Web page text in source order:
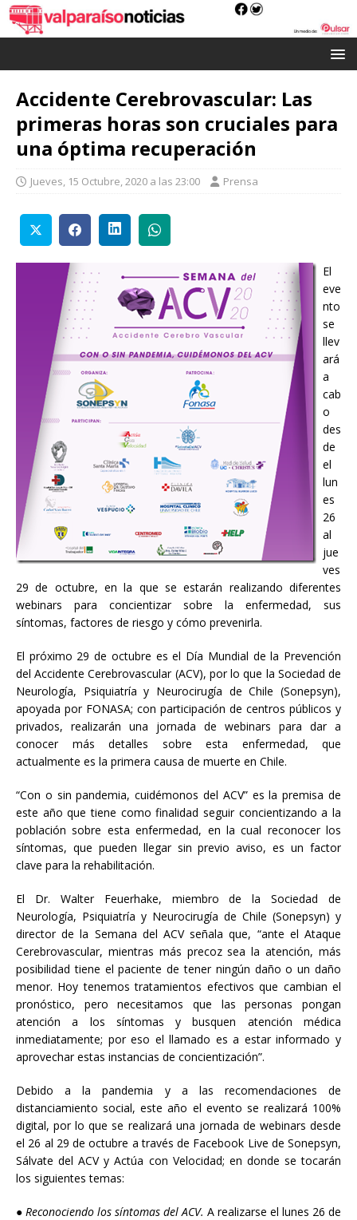
Accidente Cerebrovascular: Las
primeras horas son cruciales para
una óptima recuperación
Jueves, 15 Octubre, 2020 a las 23:00 Prensa
El
eve
nto
se
llev
ará
a
cab
o
des
de
el
lun
es
26
al
jue
ves
29 de octubre, en la que se estarán realizando diferentes
webinars para concientizar sobre la enfermedad, sus
síntomas, factores de riesgo y cómo prevenirla.
El próximo 29 de octubre es el Día Mundial de la Prevención
del Accidente Cerebrovascular (ACV), por lo que la Sociedad de
Neurología, Psiquiatría y Neurocirugía de Chile (Sonepsyn),
apoyada por FONASA; con participación de centros públicos y
privados, realizarán una jornada de webinars para dar a
conocer más detalles sobre esta enfermedad, que
actualmente es la primera causa de muerte en Chile.
“Con o sin pandemia, cuidémonos del ACV” es la premisa de
este año que tiene como finalidad seguir concientizando a la
población sobre esta enfermedad, en la cual reconocer los
síntomas, que pueden llegar sin previo aviso, es un factor
clave para la rehabilitación.
El Dr. Walter Feuerhake, miembro de la Sociedad de
Neurología, Psiquiatría y Neurocirugía de Chile (Sonepsyn) y
director de la Semana del ACV señala que, “ante el Ataque
Cerebrovascular, mientras más precoz sea la atención, más
posibilidad tiene el paciente de tener ningún daño o un daño
menor. Hoy tenemos tratamientos efectivos que cambian el
pronóstico, pero necesitamos que las personas pongan
atención a los síntomas y busquen atención médica
inmediatamente; por eso el llamado es a estar informado y
aprovechar estas instancias de concientización”.
Debido a la pandemia y a las recomendaciones de
distanciamiento social, este año el evento se realizará 100%
digital, por lo que se realizará una jornada de webinars desde
el 26 al 29 de octubre a través de Facebook Live de Sonepsyn,
Sálvate del ACV y Actúa con Velocidad; en donde se tocarán
los siguientes temas:
● Reconociendo los síntomas del ACV. A realizarse el lunes 26 de